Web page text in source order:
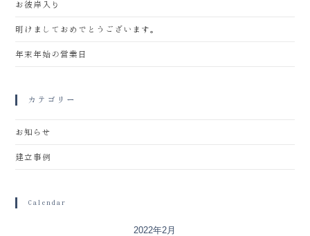
お彼岸入り
明けましておめでとうございます。
年末年始の営業日
カテゴリー
お知らせ
建立事例
Calendar
2022年2月